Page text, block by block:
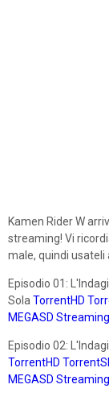
Kamen Rider W
streaming! Vi
male, quindi usateli
Episodio 01:
Sola TorrentHD
MEGASD Streaming
Episodio 02:
TorrentHD
MEGASD Streaming